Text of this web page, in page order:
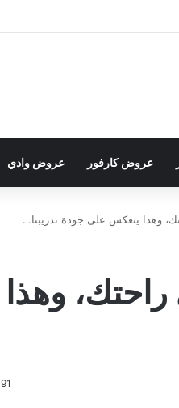
عروض كارفور عروض وادي
وهذا ينعكس على جودة تدريبنا…
وهذا
91